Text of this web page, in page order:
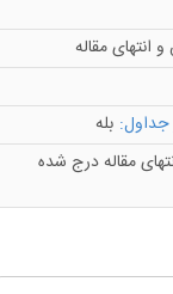
انتهای مقاله
جداول: بله
مقاله درج شده